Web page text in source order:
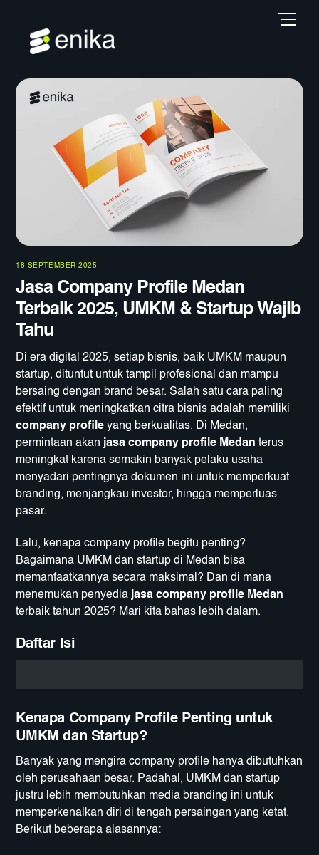
content
18 SEPTEMBER 2025
Jasa Company Profile Medan
Terbaik 2025, UMKM & Startup Wajib
Tahu
Di era digital 2025, setiap bisnis, baik UMKM maupun
startup, dituntut untuk tampil profesional dan mampu
bersaing dengan brand besar. Salah satu cara paling
efektif untuk meningkatkan citra bisnis adalah memiliki
company profile yang berkualitas. Di Medan,
permintaan akan jasa company profile Medan terus
meningkat karena semakin banyak pelaku usaha
menyadari pentingnya dokumen ini untuk memperkuat
branding, menjangkau investor, hingga memperluas
pasar.
Lalu, kenapa company profile begitu penting?
Bagaimana UMKM dan startup di Medan bisa
memanfaatkannya secara maksimal? Dan di mana
menemukan penyedia jasa company profile Medan
terbaik tahun 2025? Mari kita bahas lebih dalam.
Daftar Isi
Kenapa Company Profile Penting untuk
UMKM dan Startup?
Banyak yang mengira company profile hanya dibutuhkan
oleh perusahaan besar. Padahal, UMKM dan startup
justru lebih membutuhkan media branding ini untuk
memperkenalkan diri di tengah persaingan yang ketat.
Berikut beberapa alasannya: